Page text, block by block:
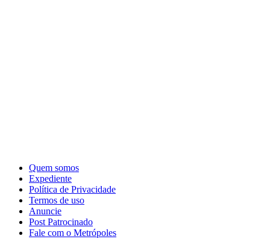
Quem somos
Expediente
Política de Privacidade
Termos de uso
Anuncie
Post Patrocinado
Fale com o Metrópoles